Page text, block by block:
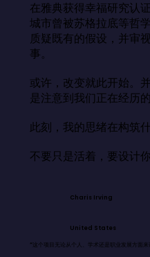
在雅典获得幸福研究认
城市曾被苏格拉底等哲
质疑既有的假设，并审
事。
或许，改变就此开始。
是注意到我们正在经历
此刻，我的思绪在构筑
不要只是活着，要设计
Charis Irving
United States
“这个项目无论从个人、学术还是职业发展方面